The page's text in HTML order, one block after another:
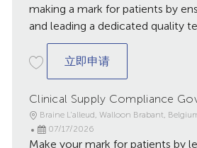
making a mark for patients by
and leading a dedicated quality
立即申请Media, Buffer &
Clinical Supply Compliance
地
点
Braine L'alleud, Walloon Brabant,
已
发
07/17/2026
Make your mark for patients by